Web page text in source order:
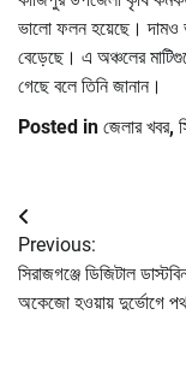
ভালো ফলন হয়েছে। দামও
বেড়েছে। এ অঞ্চলের
গেছে বলে তিনি জানান।
Posted in জেলার খবর,
Post
navigation
Previous:
সিরাজগঞ্জে ডিজিটাল
অকেজো হওয়ায় দুর্ভোগে